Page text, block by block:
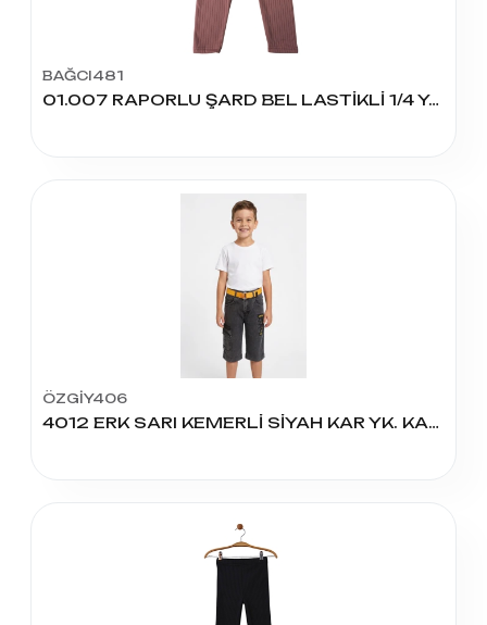
BAĞCI481
01.007 RAPORLU ŞARD BEL LASTİKLİ 1/4 YAŞ TAYT
ÖZGİY406
4012 ERK SARI KEMERLİ SİYAH KAR YK. KAPRİ 8-12 YAŞ